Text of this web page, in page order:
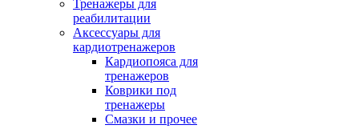
Тренажеры для
реабилитации
Аксессуары для
кардиотренажеров
Кардиопояса для
тренажеров
Коврики под
тренажеры
Смазки и прочее